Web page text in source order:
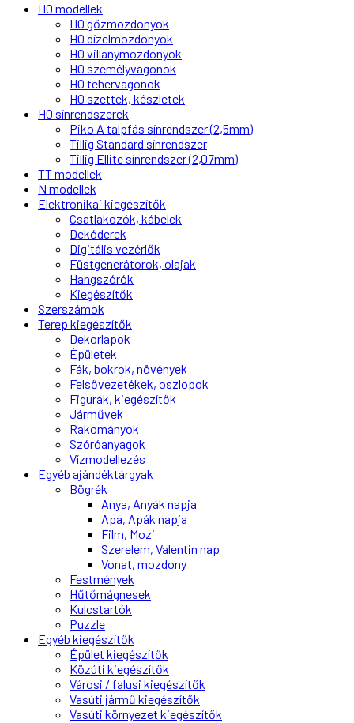
H0 modellek
H0 gőzmozdonyok
H0 dízelmozdonyok
H0 villanymozdonyok
H0 személyvagonok
H0 tehervagonok
H0 szettek, készletek
H0 sínrendszerek
Piko A talpfás sínrendszer (2,5mm)
Tillig Standard sínrendszer
Tillig Ellite sínrendszer (2,07mm)
TT modellek
N modellek
Elektronikai kiegészítők
Csatlakozók, kábelek
Dekóderek
Digitális vezérlők
Füstgenerátorok, olajak
Hangszórók
Kiegészítők
Szerszámok
Terep kiegészítők
Dekorlapok
Épületek
Fák, bokrok, növények
Felsővezetékek, oszlopok
Figurák, kiegészítők
Járművek
Rakományok
Szóróanyagok
Vízmodellezés
Egyéb ajándéktárgyak
Bögrék
Anya, Anyák napja
Apa, Apák napja
Film, Mozi
Szerelem, Valentin nap
Vonat, mozdony
Festmények
Hűtőmágnesek
Kulcstartók
Puzzle
Egyéb kiegészítők
Épület kiegészítők
Közúti kiegészítők
Városi / falusi kiegészítők
Vasúti jármű kiegészítők
Vasúti környezet kiegészítők